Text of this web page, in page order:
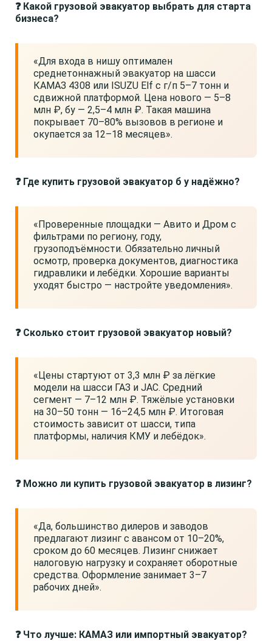
❓ Какой грузовой эвакуатор выбрать для старта
бизнеса?
«Для входа в нишу оптимален
среднетоннажный эвакуатор на шасси
КАМАЗ 4308 или ISUZU Elf с г/п 5–7 тонн и
сдвижной платформой. Цена нового — 5–8
млн ₽, бу — 2,5–4 млн ₽. Такая машина
покрывает 70–80% вызовов в регионе и
окупается за 12–18 месяцев».
❓ Где купить грузовой эвакуатор б у надёжно?
«Проверенные площадки — Авито и Дром с
фильтрами по региону, году,
грузоподъёмности. Обязательно личный
осмотр, проверка документов, диагностика
гидравлики и лебёдки. Хорошие варианты
уходят быстро — настройте уведомления».
❓ Сколько стоит грузовой эвакуатор новый?
«Цены стартуют от 3,3 млн ₽ за лёгкие
модели на шасси ГАЗ и JAC. Средний
сегмент — 7–12 млн ₽. Тяжёлые установки
на 30–50 тонн — 16–24,5 млн ₽. Итоговая
стоимость зависит от шасси, типа
платформы, наличия КМУ и лебёдок».
❓ Можно ли купить грузовой эвакуатор в лизинг?
«Да, большинство дилеров и заводов
предлагают лизинг с авансом от 10–20%,
сроком до 60 месяцев. Лизинг снижает
налоговую нагрузку и сохраняет оборотные
средства. Оформление занимает 3–7
рабочих дней».
❓ Что лучше: КАМАЗ или импортный эвакуатор?